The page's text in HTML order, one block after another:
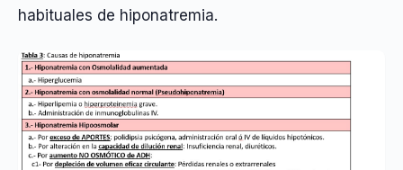
habituales de hiponatremia.